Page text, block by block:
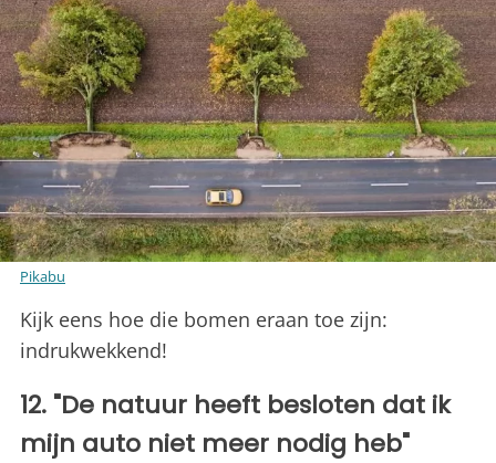
Pikabu
Kijk eens hoe die bomen eraan toe zijn:
indrukwekkend!
12. "De natuur heeft besloten dat ik
mijn auto niet meer nodig heb"